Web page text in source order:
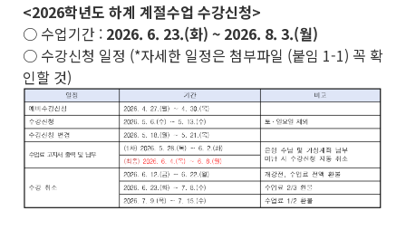
<2026학년도 하계 계절수업 수강신청>
○ 수업기간 : 2026. 6. 23.(화) ~ 2026. 8. 3.(월)
○ 수강신청 일정 (*자세한 일정은 첨부파일 (붙임 1-1) 꼭 확
인할 것)